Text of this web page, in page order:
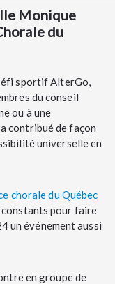
Monique
du
sportif AlterGo,
du conseil
ou à une
contribué de façon
universelle en
chorale du Québec
pour faire
un événement aussi
en groupe de